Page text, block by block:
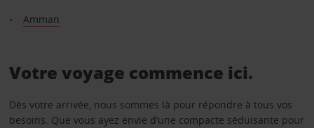
Amman
Votre voyage commence ici.
Dès votre arrivée, nous sommes là pour répondre à tous vos
besoins. Que vous ayez envie d’une compacte séduisante pour